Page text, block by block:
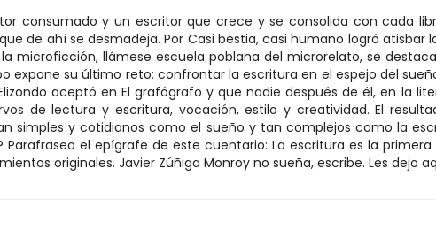
consumado y un escritor que crece y se consolida con cada
de ahí se desmadeja. Por Casi bestia, casi humano logró atisbar
microficción, llámese escuela poblana del microrelato, se
expone su último reto: confrontar la escritura en el espejo del
aceptó en El grafógrafo y que nadie después de él, en la
de lectura y escritura, vocación, estilo y creatividad. El
simples y cotidianos como el sueño y tan complejos como la
el epígrafe de este cuentario: La escritura es la
originales. Javier Zúñiga Monroy no sueña, escribe. Les dejo